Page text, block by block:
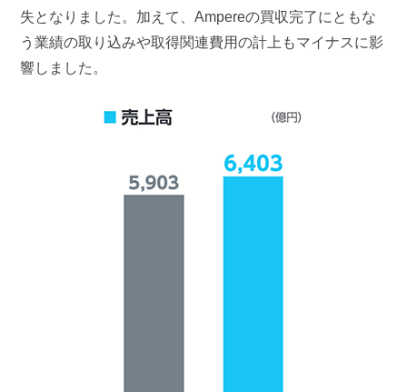
失となりました。加えて、Ampereの買収完了にともな
う業績の取り込みや取得関連費用の計上もマイナスに影
響しました。